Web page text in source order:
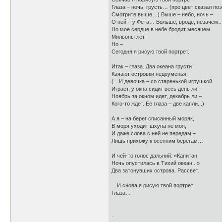
Глаза – ночь, грусть… (про цвет сказал
Смотрите выше…) Выше – небо, ночь –
О ней – у Фета… Больше, вроде, незачем…
Но мое сердце в небе бродит месяцем
Мильоны лет.
Но –
Сегодня я рисую твой портрет.
Итак – глаза. Два океана грусти
Качают островки недоуменья.
(…И девочка – со старенькой игрушкой
Играет, у окна сидит весь день ли –
Ноябрь за окном идет, декабрь ли –
Кого-то ждет. Ее глаза – две капли...)
А я – на берег списанный моряк,
В моря уходит шхуна не моя,
И даже слова с ней не передам –
Лишь прихожу к осенним берегам…
И чей-то голос дальний: «Капитан,
Ночь опустилась в Тихий океан...»
Два затонувших острова. Рассвет.
…И снова я рисую твой портрет:
Глаза…